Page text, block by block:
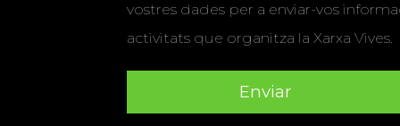
vostres dades per a enviar-vos
activitats que organitza la Xarxa Vives.